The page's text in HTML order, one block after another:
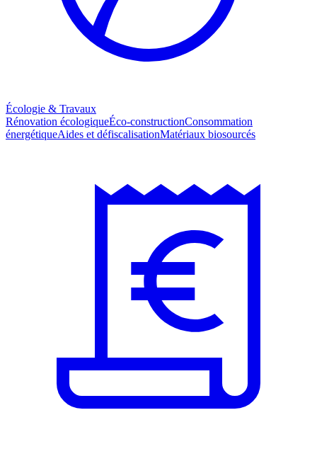
Écologie & Travaux
Rénovation écologiqueÉco-constructionConsommation
énergétiqueAides et défiscalisationMatériaux biosourcés